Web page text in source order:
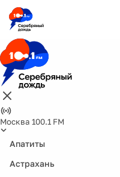
Москва 100.1 FM
Апатиты
Астрахань